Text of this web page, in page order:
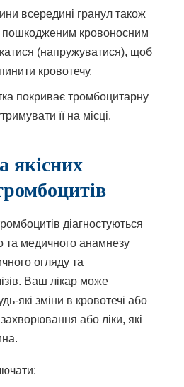
всередині гранул також
пошкодженим кровоносним
(напружуватися), щоб
кровотечу.
покриває тромбоцитарну
її на місці.
якісних
діагностуються
та медичного анамнезу
огляду та
Ваш лікар може
які зміни в кровотечі або
або ліки, які